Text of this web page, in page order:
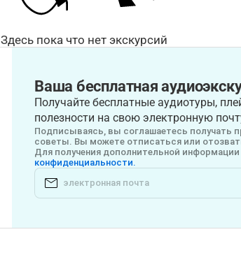
Здесь пока что нет экскурсий
Ваша бесплатная
Получайте бесплатные аудиотуры,
полезности на свою электронную
Подписываясь, вы соглашаетесь получать
советы. Вы можете отписаться или
Для получения дополнительной
конфиденциальности.